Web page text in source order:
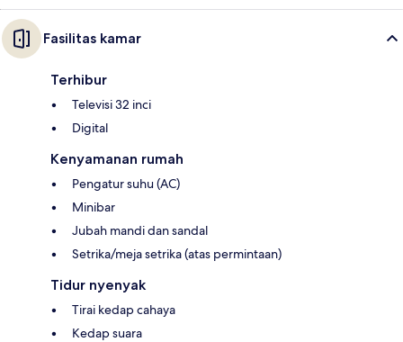
Fasilitas kamar
Terhibur
Televisi 32 inci
Digital
Kenyamanan rumah
Pengatur suhu (AC)
Minibar
Jubah mandi dan sandal
Setrika/meja setrika (atas permintaan)
Tidur nyenyak
Tirai kedap cahaya
Kedap suara